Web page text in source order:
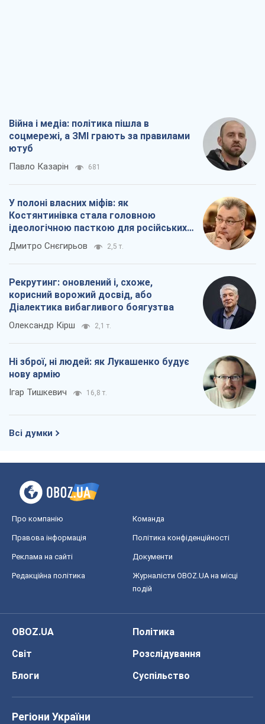
Війна і медіа: політика пішла в
соцмережі, а ЗМІ грають за правилами
ютуб
Павло Казарін 681
У полоні власних міфів: як
Костянтинівка стала головною
ідеологічною пасткою для російських
окупантів
Дмитро Снєгирьов 2,5 т.
Рекрутинг: оновлений і, схоже,
корисний ворожий досвід, або
Діалектика вибагливого боягузтва
Олександр Кірш 2,1 т.
Ні зброї, ні людей: як Лукашенко будує
нову армію
Ігар Тишкевич 16,8 т.
Всі думки
Про компанію Команда
Правова інформація Політика конфіденційності
Реклама на сайті Документи
Редакційна політика
Журналісти OBOZ.UA на місці
подій
OBOZ.UA
Політика
Світ
Розслідування
Блоги
Суспільство
Регіони України